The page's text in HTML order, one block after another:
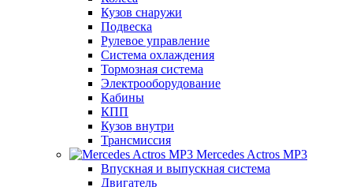
Кузов снаружи
Подвеска
Рулевое управление
Система охлаждения
Тормозная система
Электрооборудование
Кабины
КПП
Кузов внутри
Трансмиссия
Mercedes Actros MP3
Впускная и выпускная система
Двигатель